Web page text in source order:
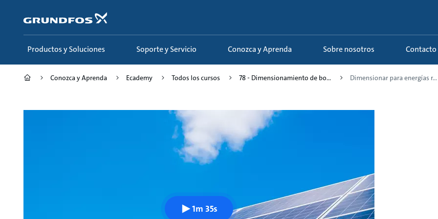
contenido
principal
Productos y Soluciones Soporte y Servicio Conozca y Aprenda Sobre nosotros Contacto
Conozca y Aprenda Ecademy Todos los cursos 78 - Dimensionamiento de bo... Dimensionar para energías r...
1m 35s